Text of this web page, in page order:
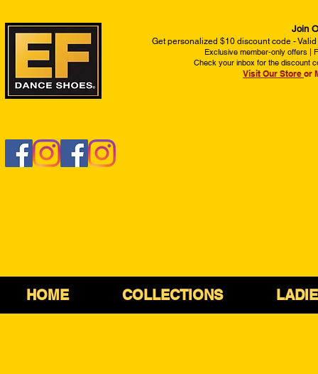
Join
Get personalized $10 discount code -
Exclusive member-only offers |
Check your inbox for the discount
Visit Our Store or
HOME COLLECTIONS